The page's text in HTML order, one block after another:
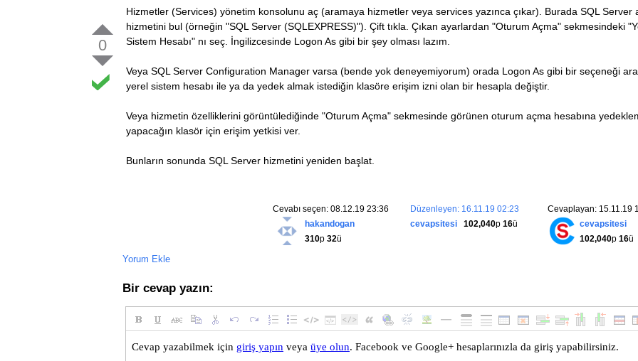
MessageBox
("Veritabanı Drive Klasörüne" + Environment.
}
{
MessageBox. Show(HATA.Message);
}
0
Hizmetler (Services) yönetim konsolunu aç (aramaya hizmetler veya services yazınca çıkar). Burada SQL Server
hizmetini bul (örneğin "SQL Server (SQLEXPRESS)"). Çift tıkla. Çıkan ayarlardan "Oturum Açma" sekmesindeki
Sistem Hesabı" nı seç. İngilizcesinde Logon As gibi bir şey olması lazım.
Veya SQL Server Configuration Manager varsa (bende yok deneyemiyorum) orada Logon As gibi bir seçeneği
yerel sistem hesabı ile ya da yedek almak istediğin klasöre erişim izni olan bir hesapla değiştir.
Veya hizmetin özelliklerini görüntülediğinde "Oturum Açma" sekmesinde görünen oturum açma hesabına
yapacağın klasör için erişim yetkisi ver.
Bunların sonunda SQL Server hizmetini yeniden başlat.
Cevaplayan: 15.11.19
cevapsitesi
102,040p 16ü
Düzenleyen: 16.11.19 02:23
cevapsitesi
102,040p 16ü
Cevabı seçen: 08.12.19 23:36
hakandogan
310p 32ü
Yorum Ekle
Bir cevap yazın: